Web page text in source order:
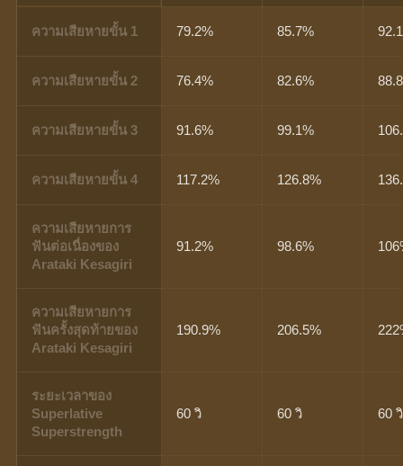
ความเสียหายขั้น 1 79.2% 85.7%
ความเสียหายขั้น 2 76.4% 82.6%
ความเสียหายขั้น 3 91.6% 99.1%
ความเสียหายขั้น 4 117.2% 126.8%
ความเสียหายการ
ฟันต่อเนื่องของ
Arataki Kesagiri
91.2% 98.6%
ความเสียหายการ
ฟันครั้งสุดท้ายของ
Arataki Kesagiri
190.9% 206.5%
ระยะเวลาของ
Superlative
Superstrength
60 วิ 60 วิ 60 วิ